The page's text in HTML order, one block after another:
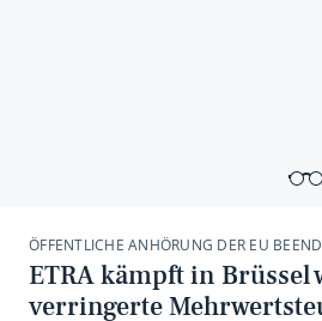
ÖFFENTLICHE ANHÖRUNG DER EU
ETRA kämpft in Brüssel
verringerte